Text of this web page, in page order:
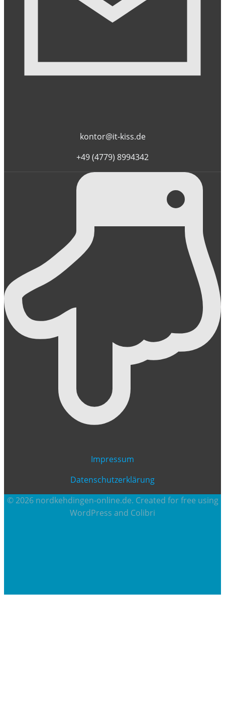
kontor@it-kiss.de
+49 (4779) 8994342
Impressum
Datenschutzerklärung
© 2026 nordkehdingen-online.de. Created for free using
WordPress and Colibri